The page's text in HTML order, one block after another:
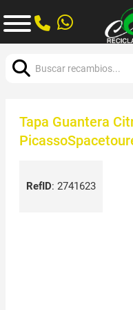
Tapa Guantera
RefID: 2741623